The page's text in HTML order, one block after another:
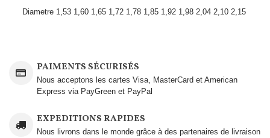
Diametre 1,53 1,60 1,65 1,72 1,78 1,85 1,92 1,98 2,04 2,10 2,15
PAIMENTS SÉCURISÉS
Nous acceptons les cartes Visa, MasterCard et American
Express via PayGreen et PayPal
EXPEDITIONS RAPIDES
Nous livrons dans le monde grâce à des partenaires de livraison